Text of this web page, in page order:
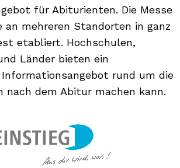
für Abiturienten. Die Messe
mehreren Standorten in ganz
etabliert. Hochschulen,
Länder bieten ein
rund um die
nach dem Abitur machen kann.